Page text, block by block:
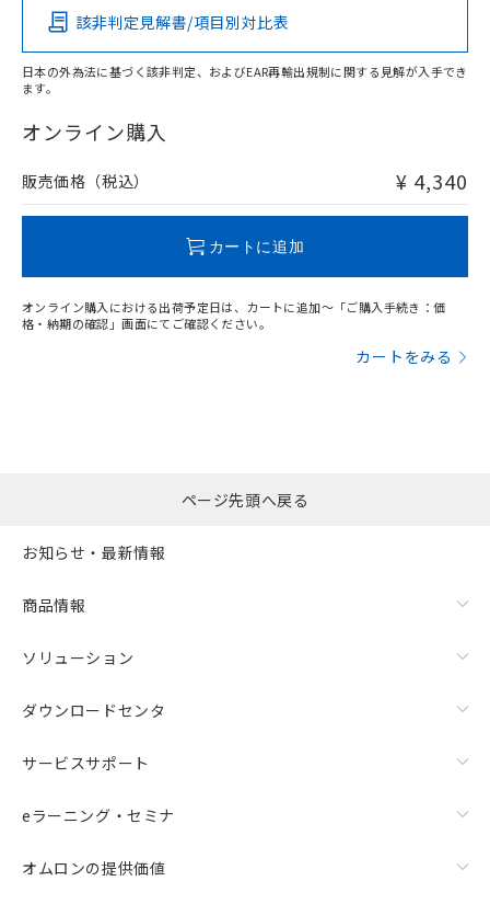
該非判定見解書/項目別対比表
日本の外為法に基づく該非判定、およびEAR再輸出規制に関する見解が入手でき
ます。
オンライン購入
販売価格（税込） ¥ 4,340
カートに追加
オンライン購入における出荷予定日は、カートに追加～「ご購入手続き：価
格・納期の確認」画面にてご確認ください。
カートをみる
ページ先頭へ戻る
お知らせ・最新情報
商品情報
ソリューション
ダウンロードセンタ
サービスサポート
eラーニング・セミナ
オムロンの提供価値